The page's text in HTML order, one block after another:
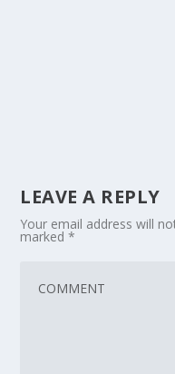
LEAVE A REPLY
Your email address will
marked*